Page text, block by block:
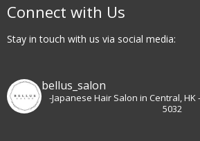
Connect with Us
Stay in touch with us via social media:
bellus_salon
-Japanese Hair Salon in Central, HK
5032